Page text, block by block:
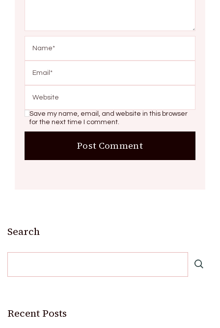
Save my name, email, and website in this browser
for the next time I comment.
Search
Recent Posts